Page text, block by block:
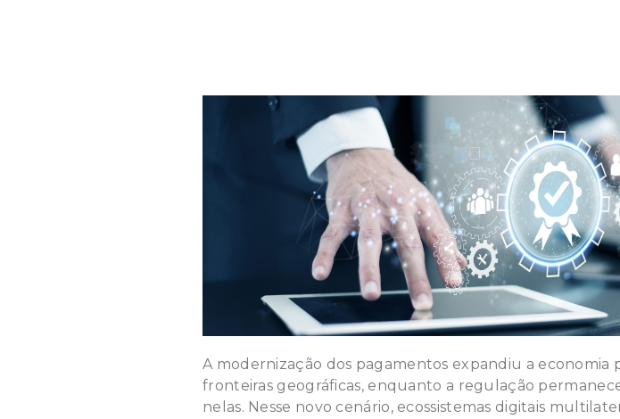
A modernização dos pagamentos expandiu a economia
fronteiras geográficas, enquanto a regulação
nelas. Nesse novo cenário, ecossistemas digitais